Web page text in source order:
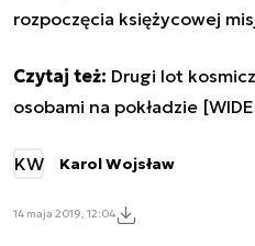
rozpoczęcia księżycowej
Czytaj też: Drugi lot
osobami na pokładzie
KW Karol Wojsław
14 maja 2019, 12:04